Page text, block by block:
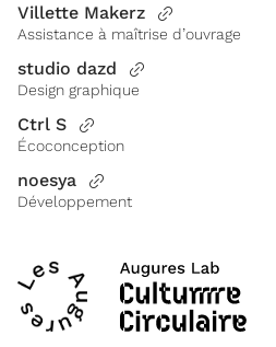
Villette Makerz
Assistance à maîtrise d’ouvrage
studio dazd
Design graphique
Ctrl S
Écoconception
noesya
Développement